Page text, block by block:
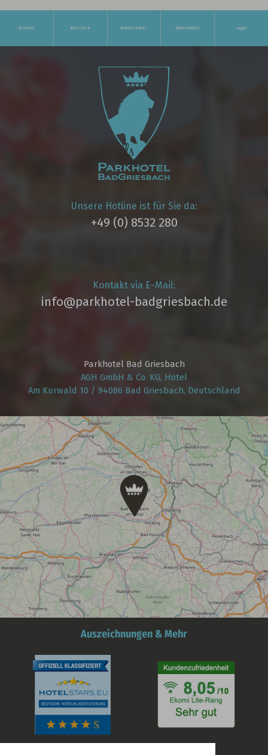
Events Karriere Newsletter Downloads Lage
Unsere Hotline ist für Sie da:
+49 (0) 8532 280
Kontakt via E-Mail:
info@parkhotel­-badgriesbach.de
Parkhotel Bad Griesbach
AGH GmbH & Co. KG, Hotel
Am Kurwald 10 / 94086 Bad Griesbach, Deutschland
Auszeichnungen & Mehr